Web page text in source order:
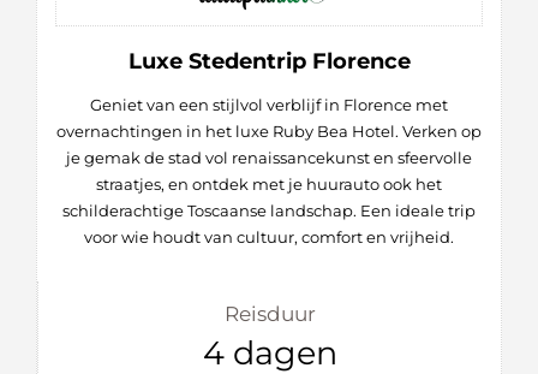
Luxe Stedentrip Florence
Geniet van een stijlvol verblijf in Florence met
overnachtingen in het luxe Ruby Bea Hotel. Verken op
je gemak de stad vol renaissancekunst en sfeervolle
straatjes, en ontdek met je huurauto ook het
schilderachtige Toscaanse landschap. Een ideale trip
voor wie houdt van cultuur, comfort en vrijheid.
Reisduur
4 dagen